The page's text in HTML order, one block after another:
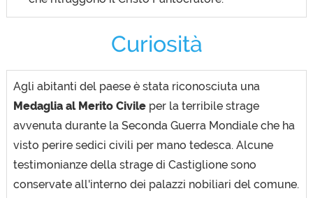
Curiosità
Agli abitanti del paese è stata riconosciuta una
Medaglia al Merito Civile per la terribile strage
avvenuta durante la Seconda Guerra Mondiale che ha
visto perire sedici civili per mano tedesca. Alcune
testimonianze della strage di Castiglione sono
conservate all'interno dei palazzi nobiliari del comune.